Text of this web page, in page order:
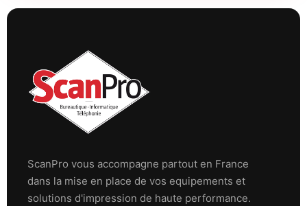
ScanPro vous accompagne partout en France
dans la mise en place de vos equipements et
solutions d'impression de haute performance.